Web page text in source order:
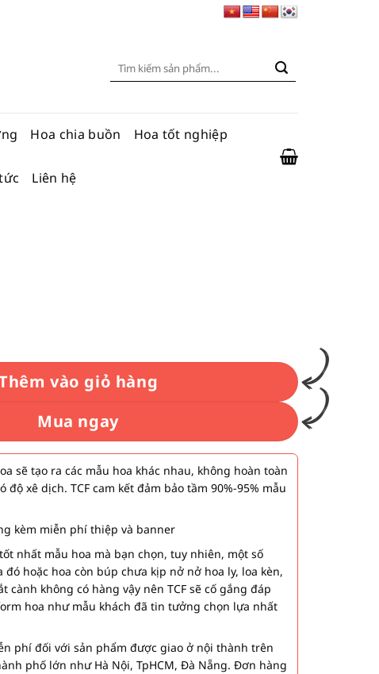
Tìm
Hoa chia buồn Hoa tốt nghiệp
Liên hệ
vào giỏ hàng
Mua ngay
sẽ tạo ra các mẫu hoa khác nhau, không hoàn toàn
độ xê dịch. TCF cam kết đảm bảo tầm 90%-95% mẫu
kèm miễn phí thiệp và banner
nhất mẫu hoa mà bạn chọn, tuy nhiên, một số
đó hoặc hoa còn búp chưa kịp nở nở hoa ly, loa kèn,
cành không có hàng vậy nên TCF sẽ cố gắng đáp
hoa như mẫu khách đã tin tưởng chọn lựa nhất
phí đối với sản phẩm được giao ở nội thành trên
phố lớn như Hà Nội, TpHCM, Đà Nẵng. Đơn hàng